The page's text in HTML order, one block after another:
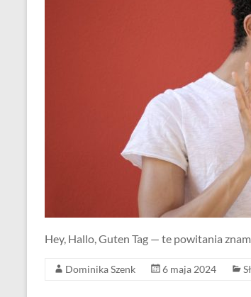
Hey, Hallo, Guten Tag — te powitania
Dominika Szenk 6 maja 2024